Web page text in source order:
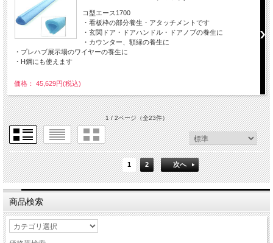
コ型エース1700
・看板枠の部分養生・アタッチメントです
・玄関ドア・ドアハンドル・ドアノブの養生に
・カウンター、額縁の養生に
・プレハブ展示場のワイヤーの養生に
・H鋼にも使えます
価格： 45,629円(税込)
1 / 2ページ（全23件）
1 2 次へ
商品検索